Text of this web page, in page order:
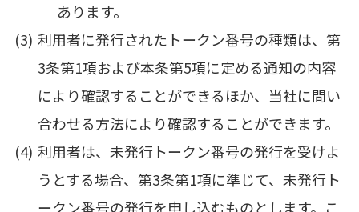
あります。
利用者に発行されたトークン番号の種類は、第
3条第1項および本条第5項に定める通知の内容
により確認することができるほか、当社に問い
合わせる方法により確認することができます。
利用者は、未発行トークン番号の発行を受けよ
うとする場合、第3条第1項に準じて、未発行ト
ークン番号の発行を申し込むものとします。こ